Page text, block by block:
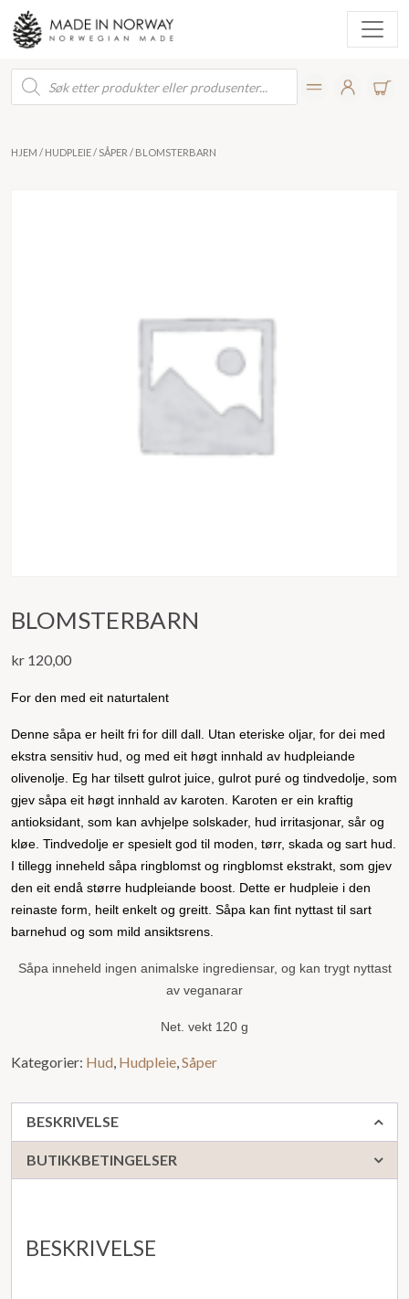
Products
search
HJEM / HUDPLEIE/ SÅPER / BLOMSTERBARN
BLOMSTERBARN
kr 120,00
For den med eit naturtalent
Denne såpa er heilt fri for dill dall. Utan eteriske oljar, for dei med
ekstra sensitiv hud, og med eit høgt innhald av hudpleiande
olivenolje. Eg har tilsett gulrot juice, gulrot puré og tindvedolje, som
gjev såpa eit høgt innhald av karoten. Karoten er ein kraftig
antioksidant, som kan avhjelpe solskader, hud irritasjonar, sår og
kløe. Tindvedolje er spesielt god til moden, tørr, skada og sart hud.
I tillegg inneheld såpa ringblomst og ringblomst ekstrakt, som gjev
den eit endå større hudpleiande boost. Dette er hudpleie i den
reinaste form, heilt enkelt og greitt Såpa kan fint nyttast til sart
barnehud og som mild ansiktsrens.
Såpa inneheld ingen animalske ingrediensar, og kan trygt nyttast
av veganarar
Net. vekt 120 g
Kategorier: Hud, Hudpleie,Såper
BESKRIVELSE
BUTIKKBETINGELSER
BESKRIVELSE